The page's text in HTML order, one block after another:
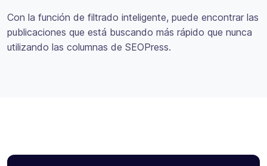
Con la función de filtrado inteligente, puede encontrar las
publicaciones que está buscando más rápido que nunca
utilizando las columnas de SEOPress.